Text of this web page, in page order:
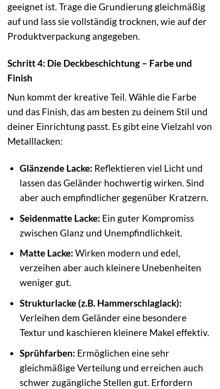
geeignet ist. Trage die Grundierung gleichmäßig
auf und lass sie vollständig trocknen, wie auf der
Produktverpackung angegeben.
Schritt 4: Die Deckbeschichtung – Farbe und
Finish
Nun kommt der kreative Teil. Wähle die Farbe
und das Finish, das am besten zu deinem Stil und
deiner Einrichtung passt. Es gibt eine Vielzahl von
Metalllacken:
Glänzende Lacke: Reflektieren viel Licht und
lassen das Geländer hochwertig wirken. Sind
aber auch empfindlicher gegenüber Kratzern.
Seidenmatte Lacke: Ein guter Kompromiss
zwischen Glanz und Unempfindlichkeit.
Matte Lacke: Wirken modern und edel,
verzeihen aber auch kleinere Unebenheiten
weniger gut.
Strukturlacke (z.B. Hammerschlaglack):
Verleihen dem Geländer eine besondere
Textur und kaschieren kleinere Makel effektiv.
Sprühfarben: Ermöglichen eine sehr
gleichmäßige Verteilung und erreichen auch
schwer zugängliche Stellen gut. Erfordern